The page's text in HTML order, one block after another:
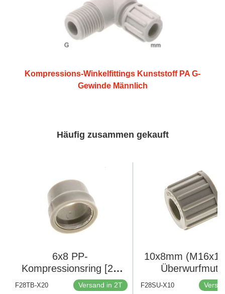
Kompressions-Winkelfittings Kunststoff PA G-
Gewinde Männlich
Häufig zusammen gekauft
6x8 PP-
Kompressionsring [20
Stück]
F28TB-X20 Versand in 2T
10x8mm
gerändelt [10
F28SU-X10